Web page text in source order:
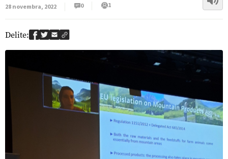
28 novembra, 2022
0 1
Delite: